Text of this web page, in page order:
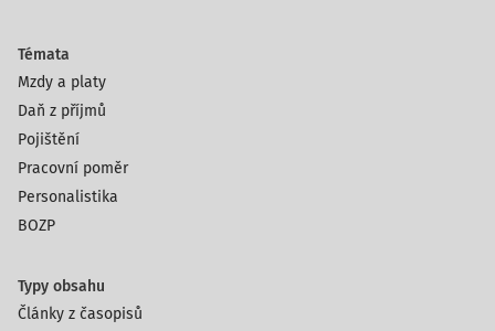
Témata
Mzdy a platy
Daň z příjmů
Pojištění
Pracovní poměr
Personalistika
BOZP
Typy obsahu
Články z časopisů